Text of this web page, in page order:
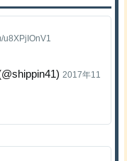
u8XPjIOnV1
2017年11